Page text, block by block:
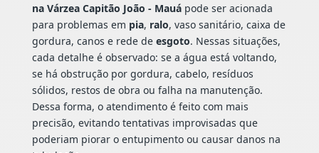
na Várzea Capitão João - Mauápode ser acionada
para problemas em pia, ralo, vaso sanitário, caixa de
gordura, canos e rede de esgoto. Nessas situações,
cada detalhe é observado: se a água está voltando,
se há obstrução por gordura, cabelo, resíduos
sólidos, restos de obra ou falha na manutenção.
Dessa forma, o atendimento é feito com mais
precisão, evitando tentativas improvisadas que
poderiam piorar o entupimento ou causar danos na